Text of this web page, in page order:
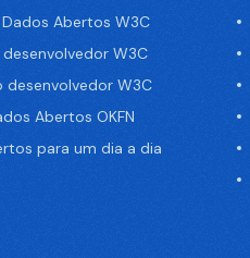
Abertos W3C
W3C
desenvolvedor W3C
Abertos OKFN
para um dia a dia